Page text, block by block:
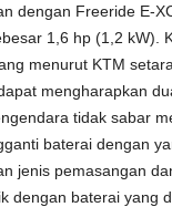
dengan Freeride E-
1,6 hp (1,2 kW).
menurut KTM
mengharapkan
tidak sabar
baterai dengan
jenis pemasangan
dengan baterai yang